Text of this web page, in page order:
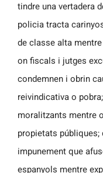
tindre una vertadera
policia tracta
de classe alta
on fiscals i jutges
condemnen i obrin
reivindicativa o
moralitzants mentre
propietats
impunement que
espanyols mentre